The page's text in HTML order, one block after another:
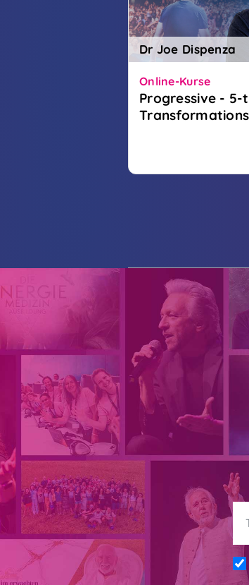
Dr Joe Dispenza
Online-Kurse
Progressive - 5-
Programm half
Menschen in die